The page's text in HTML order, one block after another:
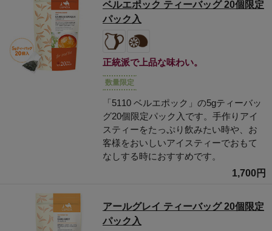
ベルエポック ティーバッグ 20個限定
パック入
正統派で上品な味わい。
数量限定
「5110 ベルエポック」の5gティーバッ
グ20個限定パック入です。手作りアイ
スティーをたっぷり飲みたい時や、お
客様をおいしいアイスティーでおもて
なしする時におすすめです。
1,700円
アールグレイ ティーバッグ 20個限定
パック入